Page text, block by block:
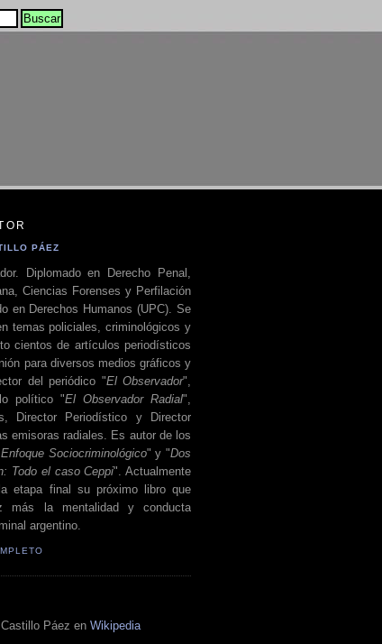
PÁEZ
Diplomado en Derecho Penal,
Ciencias Forenses y Perfilación
en Derechos Humanos (UPC). Se
temas policiales, criminológicos y
cientos de artículos periodísticos
para diversos medios gráficos y
del periódico "El Observador",
político "El Observador Radial",
Director Periodístico y Director
emisoras radiales. Es autor de los
Sociocriminológico" y "Dos
Todo el caso Ceppi". Actualmente
etapa final su próximo libro que
más la mentalidad y conducta
argentino.
Páez en Wikipedia